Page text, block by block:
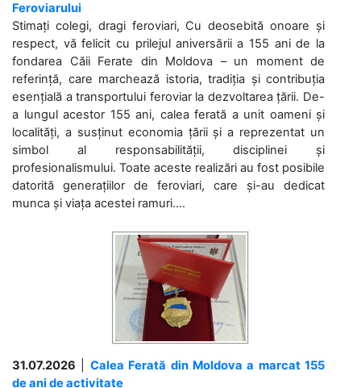
Feroviarului
Stimați colegi, dragi feroviari, Cu deosebită onoare și
respect, vă felicit cu prilejul aniversării a 155 ani de la
fondarea Căii Ferate din Moldova – un moment de
referință, care marchează istoria, tradiția și contribuția
esențială a transportului feroviar la dezvoltarea țării. De-
a lungul acestor 155 ani, calea ferată a unit oameni și
localități, a susținut economia țării și a reprezentat un
simbol al responsabilității, disciplinei și
profesionalismului. Toate aceste realizări au fost posibile
datorită generațiilor de feroviari, care și-au dedicat
munca și viața acestei ramuri....
31.07.2026
Calea Ferată din Moldova a marcat 155
de ani de activitate